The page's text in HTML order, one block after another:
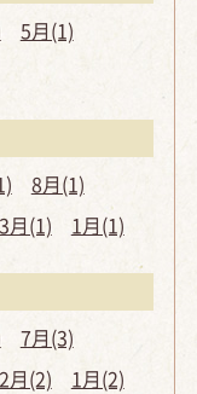
5月(1)
8月(1)
3月(1) 1月(1)
7月(3)
2月(2) 1月(2)